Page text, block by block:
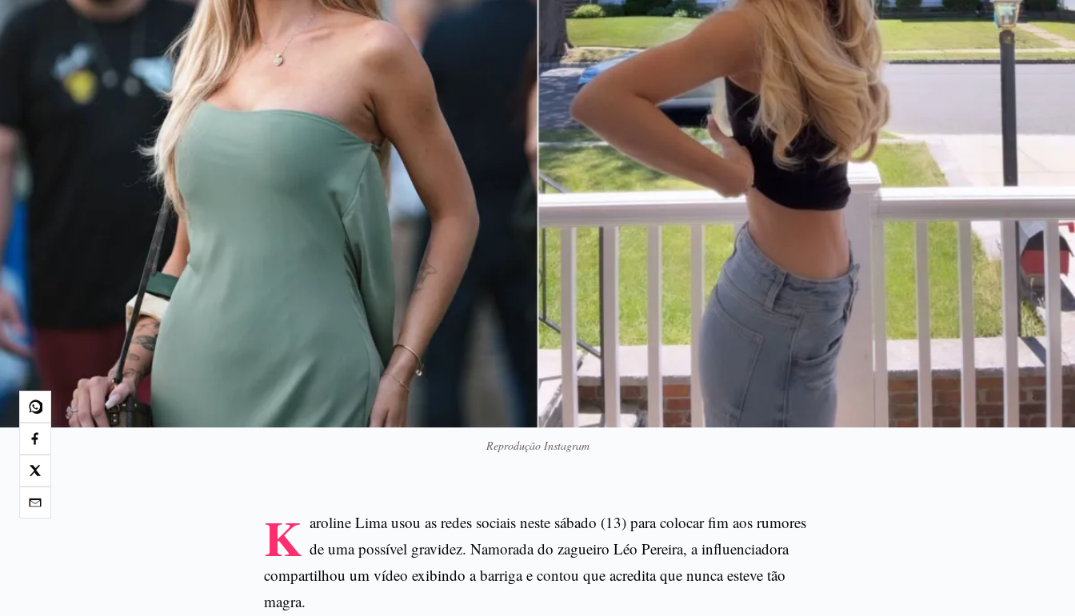
Reprodução Instagram
K aroline Lima usou as redes sociais neste sábado (13) para colocar fim aos rumores
de uma possível gravidez. Namorada do zagueiro Léo Pereira, a influenciadora
compartilhou um vídeo exibindo a barriga e contou que acredita que nunca esteve tão
magra.